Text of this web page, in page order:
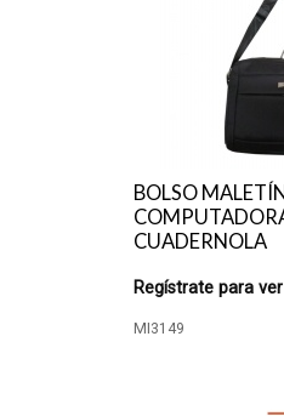
BOLSO
CUADERNOLA
Regístrate para
MI3149